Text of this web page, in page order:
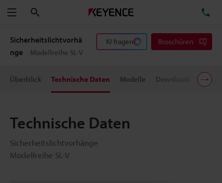
Menü
Sicherheitslichtvorhä
nge
Modellreihe SL-V
KI fragen Broschüren
Überblick Technische Daten Modelle Downloads
Technische Daten
Sicherheitslichtvorhänge
Modellreihe SL-V